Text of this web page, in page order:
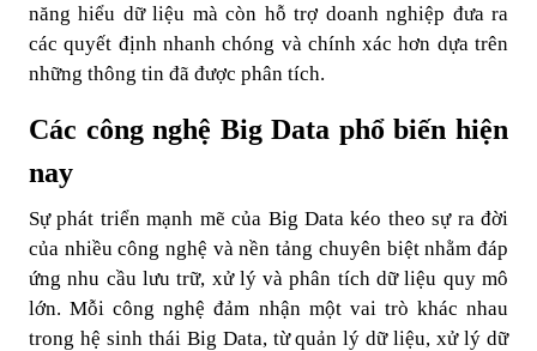
năng hiểu dữ liệu mà còn hỗ trợ doanh nghiệp đưa ra
các quyết định nhanh chóng và chính xác hơn dựa trên
những thông tin đã được phân tích.
Các công nghệ Big Data phổ biến hiện
nay
Sự phát triển mạnh mẽ của Big Data kéo theo sự ra đời
của nhiều công nghệ và nền tảng chuyên biệt nhằm đáp
ứng nhu cầu lưu trữ, xử lý và phân tích dữ liệu quy mô
lớn. Mỗi công nghệ đảm nhận một vai trò khác nhau
trong hệ sinh thái Big Data, từ quản lý dữ liệu, xử lý dữ